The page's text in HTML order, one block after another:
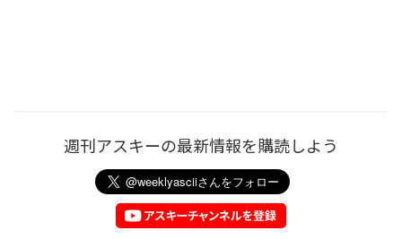
週刊アスキーの最新情報を購読しよう